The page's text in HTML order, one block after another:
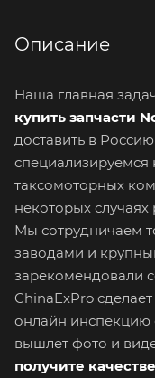
Описание
Наша главная
купить запчасти
доставить в
специализируемся
таксомоторных
некоторых
Мы сотрудничаем
заводами и
зарекомендовали
ChinaExPro
онлайн инспекцию
вышлет фото и
получите